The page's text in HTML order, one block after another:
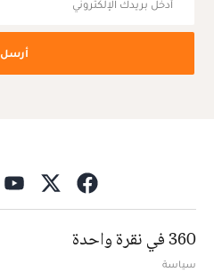
أرسل
360 في نقرة واحدة
سياسة